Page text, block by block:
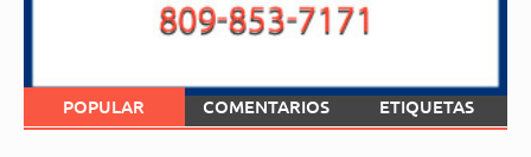
POPULAR COMENTARIOS ETIQUETAS